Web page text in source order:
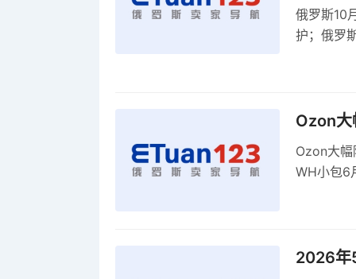
俄罗斯10
护；俄罗
Ozon大
Ozon大
WH小包6
2026年